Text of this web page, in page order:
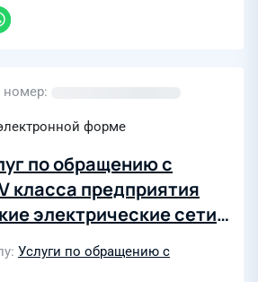
номер
форме
по обращению с
класса предприятия
электрические сети
Юг» -
Услуги по обращению с